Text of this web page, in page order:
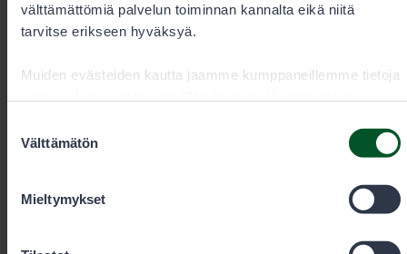
välttämättömiä palvelun toiminnan kannalta eikä niitä
tarvitse erikseen hyväksyä.
Muiden evästeiden kautta jaamme kumppaneillemme tietoja
antanut heille tai joita on kerätty, kun olet käyttänyt heidän
valinta
Välttämätön
Mieltymykset